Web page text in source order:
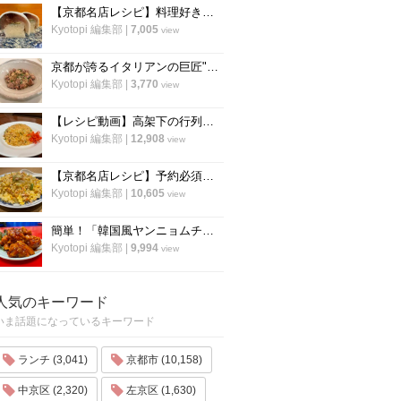
【京都名店レシピ】料理好き必見！京名物の鯖寿司を自宅でつくる！「酒房わかば」
Kyotopi 編集部 7,005 view
京都が誇るイタリアンの巨匠"笹島シェフ"の料理動画第二弾！今度はリゾット！
Kyotopi 編集部 3,770 view
【レシピ動画】高架下の行列ラーメン店「大中」にプロのチャーハンを教わる！
Kyotopi 編集部 12,908 view
【京都名店レシピ】予約必須店「秋華」直伝 、パラパラ鮭のチャーハン！超簡単！
Kyotopi 編集部 10,605 view
簡単！「韓国風ヤンニョムチキン」の作り方！京都の人気韓国料理店『ナム』に教わりました！
Kyotopi 編集部 9,994 view
気のキーワード
ま話題になっているキーワード
ランチ (3,041) 京都市 (10,158)
中京区 (2,320) 左京区 (1,630)